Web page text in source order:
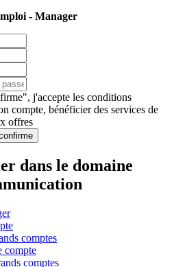
- Manager
j'accepte les conditions
compte, bénéficier des services de
offres
dans le domaine
comptes
compte
comptes